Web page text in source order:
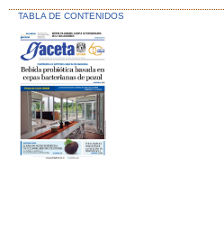
TABLA DE CONTENIDOS